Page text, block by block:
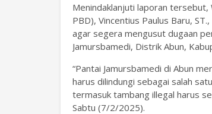
Menindaklanjuti laporan tersebut,
PBD), Vincentius Paulus Baru,
agar segera mengusut dugaan
Jamursbamedi, Distrik Abun,
“Pantai Jamursbamedi di Abun
harus dilindungi sebagai salah
termasuk tambang illegal harus
Sabtu (7/2/2025).